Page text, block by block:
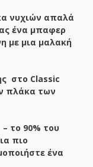
νυχιών απαλά
ένα μπαφερ
με μια μαλακή
στο Classic
πλάκα των
– το 90% του
πιο
ένα